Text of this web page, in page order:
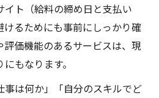
ト（給料の締め日と支払い
けるためにも事前にしっかり確
価機能のあるサービスは、現
もなります。
事は何か」「自分のスキルでど